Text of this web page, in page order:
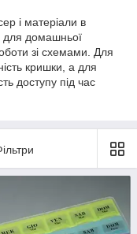
і матеріали в
для домашньої
зі схемами. Для
кришки, а для
доступу під час